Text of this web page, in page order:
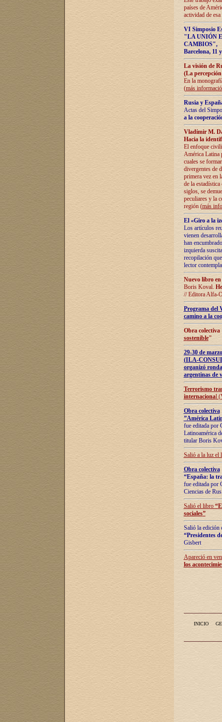
países de
actividad de
VI Simposio
"LA UNIÓN
CAMBIOS",
Barcelona, 11
La visión de
(La
En la
(más
Rusia y
Actas del
a la
Vladímir M.
Hacia la
El enfoque
América Latina
cuales se
divergentes de
primera vez en
de la
siglos, se
peculiares y la
región (más
El «Giro a la
Los artículos
vienen
han
izquierda
recopilación
lector
Nuevo libro
Boris Koval.
// Editora Alfa-
Programa del
camino a la
Obra
sostenible"
29-30 de
(ILA-
organizó
argentinas de
Terrorismo
internacional
Obra colectiva
”América
fue editada por
Latinoamérica
titular Boris
Salió a la luz el
Obra colectiva
“España: la
fue editada por
Ciencias de
Salió el libro “
sociales”
Salió la edición
“Presidentes
Gisbert
Apareció en
los
INICIO